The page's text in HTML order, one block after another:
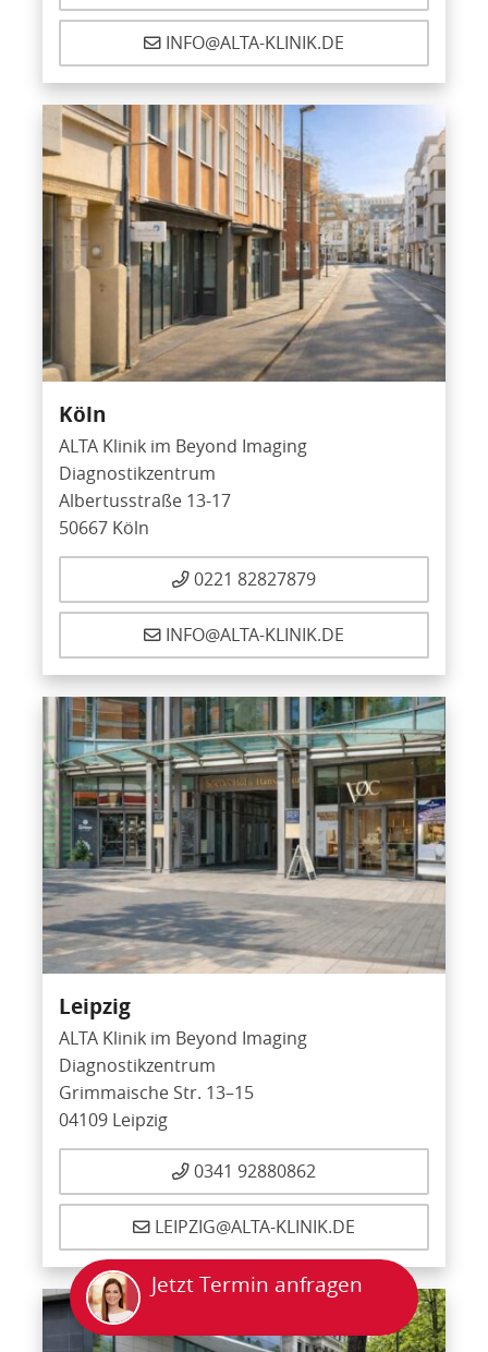
INFO@ALTA-KLINIK.DE
Köln
ALTA Klinik im Beyond Imaging
Diagnostikzentrum
Albertusstraße 13-17
50667 Köln
0221 82827879
INFO@ALTA-KLINIK.DE
Leipzig
ALTA Klinik im Beyond Imaging
Diagnostikzentrum
Grimmaische Str. 13–15
04109 Leipzig
0341 92880862
LEIPZIG@ALTA-KLINIK.DE
Jetzt Termin anfragen